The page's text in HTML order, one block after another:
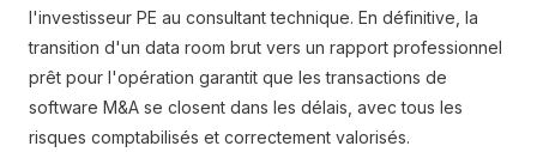
l'investisseur PE au consultant technique. En définitive, la
transition d'un data room brut vers un rapport professionnel
prêt pour l'opération garantit que les transactions de
software M&A se closent dans les délais, avec tous les
risques comptabilisés et correctement valorisés.